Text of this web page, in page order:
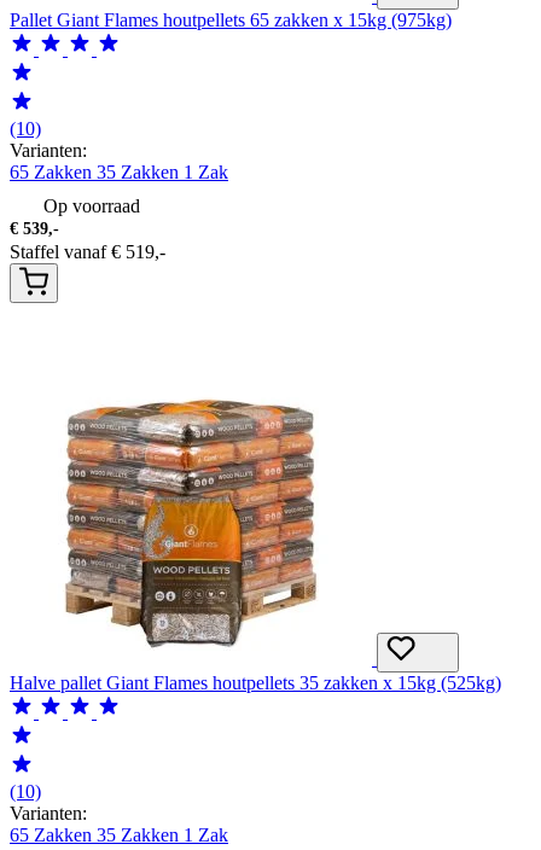
Pallet Giant Flames houtpellets 65 zakken x 15kg (975kg)
(10)
Varianten:
65 Zakken 35 Zakken 1 Zak
Op voorraad
€ 539,-
Staffel vanaf€ 519,-
Halve pallet Giant Flames houtpellets 35 zakken x 15kg (525kg)
(10)
Varianten:
65 Zakken 35 Zakken 1 Zak